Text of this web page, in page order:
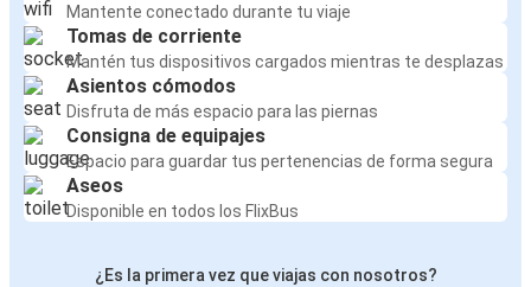
Mantente conectado durante tu viaje
Tomas de corriente
Mantén tus dispositivos cargados mientras te desplazas
Asientos cómodos
Disfruta de más espacio para las piernas
Consigna de equipajes
Espacio para guardar tus pertenencias de forma segura
Aseos
Disponible en todos los FlixBus
¿Es la primera vez que viajas con nosotros?